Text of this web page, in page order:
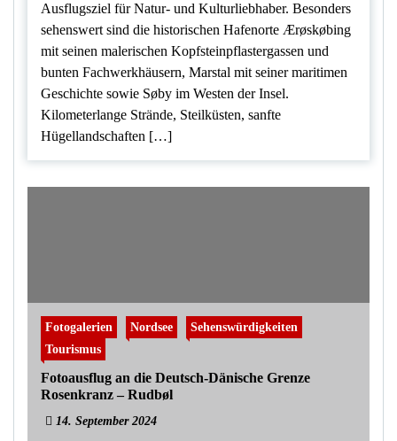
Ausflugsziel für Natur- und Kulturliebhaber. Besonders
sehenswert sind die historischen Hafenorte Ærøskøbing
mit seinen malerischen Kopfsteinpflastergassen und
bunten Fachwerkhäusern, Marstal mit seiner maritimen
Geschichte sowie Søby im Westen der Insel.
Kilometerlange Strände, Steilküsten, sanfte
Hügellandschaften […]
Fotogalerien Nordsee
Sehenswürdigkeiten
Tourismus
Fotoausflug an die Deutsch-Dänische Grenze
Rosenkranz – Rudbøl
14. September 2024